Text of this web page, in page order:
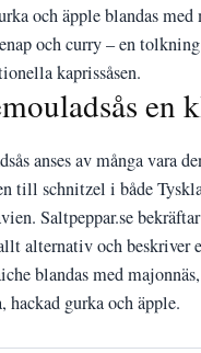
och äpple blandas med
och curry – en
kaprissåsen.
en
anses av många vara
till schnitzel i både
Saltpeppar.se
alternativ och beskriver
blandas med
hackad gurka och äpple.